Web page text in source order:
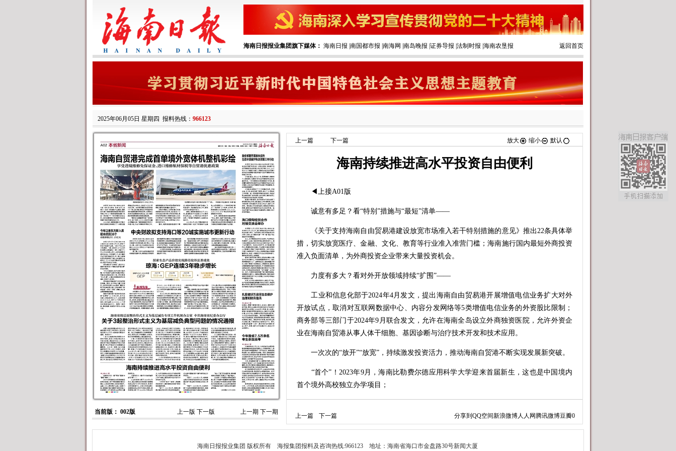
海南日报报业集团旗下媒体： 海南日报 南国都市报 南海网 南岛晚报 证券导报 法制时报 海南农垦报 返回首页
2025年06月05日 星期四 报料热线： 966123
当前版： 002版 上一版 下一版 上一期 下一期
上一篇 下一篇 放大 缩小 默认
海南持续推进高水平投资自由便利
◀上接A01版
诚意有多足？看“特别”措施与“最短”清单——
《关于支持海南自由贸易港建设放宽市场准入若干特别措施的意见》推出22条具体举
措，切实放宽医疗、金融、文化、教育等行业准入准营门槛；海南施行国内最短外商投资
准入负面清单，为外商投资企业带来大量投资机会。
力度有多大？看对外开放领域持续“扩围”——
工业和信息化部于2024年4月发文，提出海南自由贸易港开展增值电信业务扩大对外
开放试点，取消对互联网数据中心、内容分发网络等5类增值电信业务的外资股比限制；
商务部等三部门于2024年9月联合发文，允许在海南全岛设立外商独资医院，允许外资企
业在海南自贸港从事人体干细胞、基因诊断与治疗技术开发和技术应用。
一次次的“放开”“放宽”，持续激发投资活力，推动海南自贸港不断实现发展新突破。
“首个”！2023年9月，海南比勒费尔德应用科学大学迎来首届新生，这也是中国境内
首个境外高校独立办学项目；
发射场正式投入使用；
家外商独资医院……
上一篇 下一篇 分享到 QQ空间新浪微博人人网 腾讯微博豆瓣0